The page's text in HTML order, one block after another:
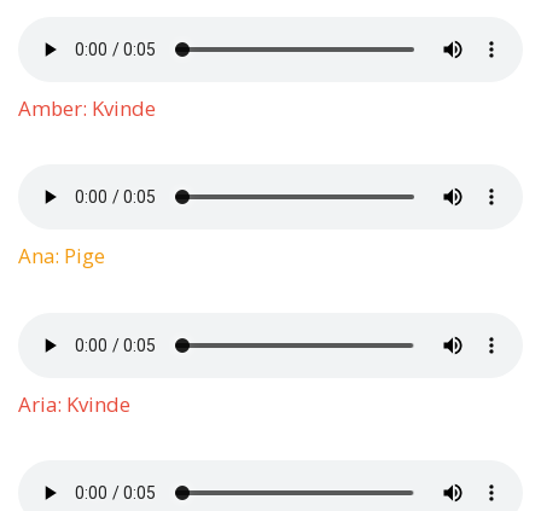
Amber: Kvinde
Ana: Pige
Aria: Kvinde